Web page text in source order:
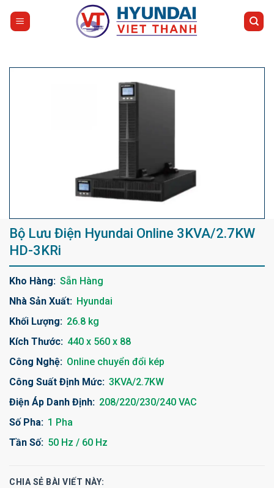
Bộ Lưu Điện Hyundai Online 3KVA/2.7KW
HD-3KRi
Kho Hàng: Sẵn Hàng
Nhà Sản Xuất: Hyundai
Khối Lượng: 26.8 kg
Kích Thước: 440 x 560 x 88
Công Nghệ: Online chuyển đổi kép
Công Suất Định Mức: 3KVA/2.7KW
Điện Áp Danh Định: 208/220/230/240 VAC
Số Pha: 1 Pha
Tần Số: 50 Hz / 60 Hz
CHIA SẺ BÀI VIẾT NÀY: